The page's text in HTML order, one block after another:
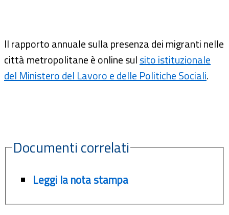
Il rapporto annuale sulla presenza dei migranti nelle
città metropolitane è online sulsito istituzionale
del Ministero del Lavoro e delle Politiche Sociali.
Documenti correlati
Leggi la nota stampa